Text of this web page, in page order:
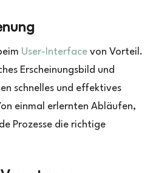
User-Interface von Vorteil.
Erscheinungsbild und
schnelles und effektives
einmal erlernten Abläufen,
Prozesse die richtige